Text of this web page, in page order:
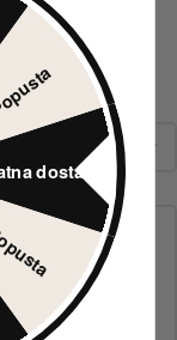
polja su
dostava